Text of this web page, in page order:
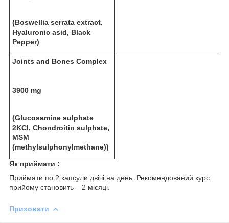
(Boswellia serrata extract,
Hyaluronic asid, Black
Pepper)
Joints and Bones Complex
3900 mg
(Glucosamine sulphate
2KCI, Chondroitin sulphate,
MSM
(methylsulphonylmethane))
Як приймати :
Приймати по 2 капсули двічі на день. Рекомендований курс
прийому становить – 2 місяці.
Приховати